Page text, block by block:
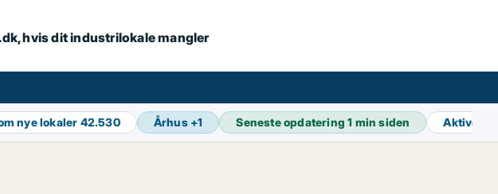
hvis dit industrilokale mangler
nye lokaler 42.530 Århus+1 Seneste opdatering1 min siden Aktive